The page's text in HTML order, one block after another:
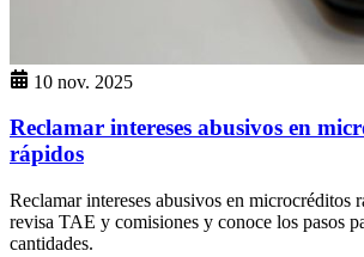
10 nov. 2025
Reclamar intereses abusivos en
rápidos
Reclamar intereses abusivos en microcréditos
revisa TAE y comisiones y conoce los pasos
cantidades.